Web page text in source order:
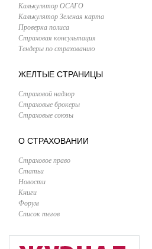
Калькулятор ОСАГО
Калькулятор Зеленая карта
Проверка полиса
Страховая консультация
Тендеры по страхованию
ЖЕЛТЫЕ СТРАНИЦЫ
Страховой надзор
Страховые брокеры
Страховые союзы
О СТРАХОВАНИИ
Страховое право
Статьи
Новости
Книги
Форум
Список тегов